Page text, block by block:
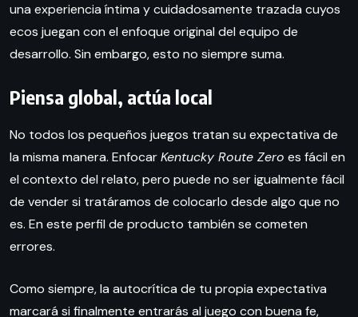
una experiencia íntima y cuidadosamente trazada cuyos
ecos juegan con el enfoque original del equipo de
desarrollo. Sin embargo, esto no siempre suma.
Piensa global, actúa local
No todos los pequeños juegos tratan su expectativa de
la misma manera. EnfocarKentucky Route Zero es fácil en
el contexto del relato, pero puede no ser igualmente fácil
de vender si tratáramos de colocarlo desde algo que no
es. En este perfil de producto también se cometen
errores.
Como siempre, la autocrítica de tu propia expectativa
marcará si finalmente entrarás al juego con buena fe,